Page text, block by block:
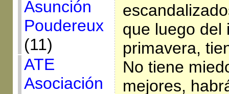
Asunción
Poudereux
(11)
ATE
Asociación
que luego del
primavera,
No tiene
mejores,